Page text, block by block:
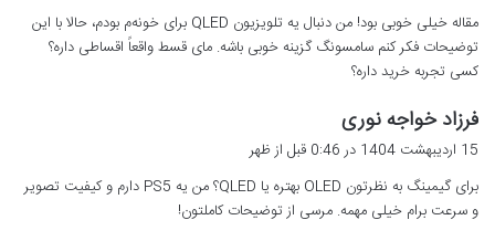
:
مقاله خیلی خوبی بود! من دنبال یه تلویزیون QLED برای خونه‌م بودم، حالا با این
توضیحات فکر کنم سامسونگ گزینه خوبی باشه. مای قسط واقعاً اقساطی داره؟
کسی تجربه خرید داره؟
فرزاد خواجه نوری
ف
:
15 اردیبهشت 1404 در 0:46 قبل از ظهر
برای گیمینگ به نظرتون OLED بهتره یا QLED؟ من یه PS5 دارم و کیفیت تصویر
و سرعت برام خیلی مهمه. مرسی از توضیحات کاملتون!